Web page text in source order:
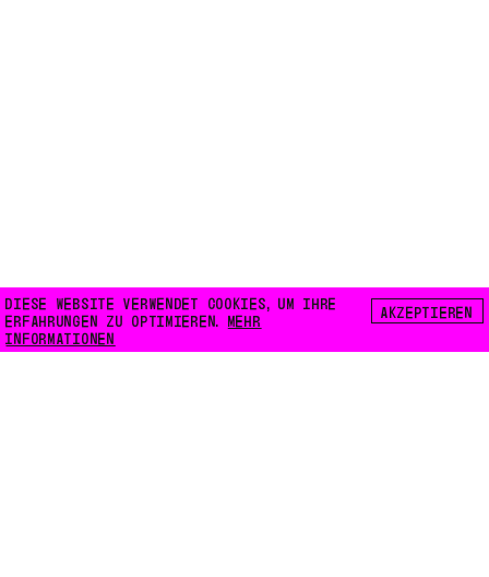
DIESE WEBSITE VERWENDET COOKIES, UM IHRE
ERFAHRUNGEN ZU OPTIMIEREN. MEHR
INFORMATIONEN
AKZEPTIEREN